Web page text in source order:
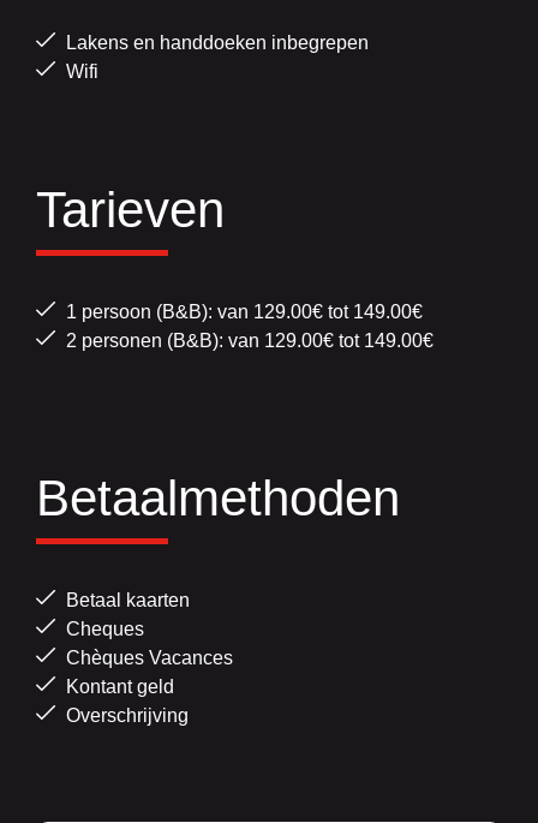
Lakens en handdoeken inbegrepen
Wifi
Tarieven
1 persoon (B&B): van 129.00€ tot 149.00€
2 personen (B&B): van 129.00€ tot 149.00€
Betaalmethoden
Betaal kaarten
Cheques
Chèques Vacances
Kontant geld
Overschrijving